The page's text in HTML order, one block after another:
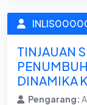
TINJAUAN
DINAMIKA
Pengarang: